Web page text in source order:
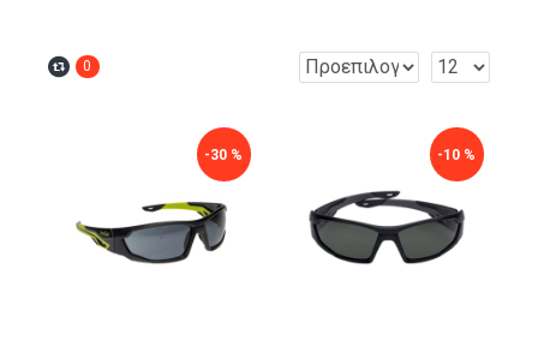
0
-30 % -10 %